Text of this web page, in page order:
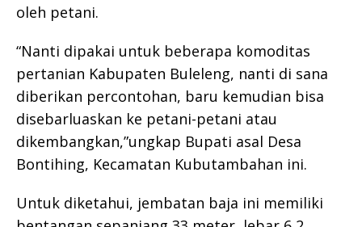
oleh petani.
“Nanti dipakai untuk beberapa komoditas
pertanian Kabupaten Buleleng, nanti di sana
diberikan percontohan, baru kemudian bisa
disebarluaskan ke petani-petani atau
dikembangkan,”ungkap Bupati asal Desa
Bontihing, Kecamatan Kubutambahan ini.
Untuk diketahui, jembatan baja ini memiliki